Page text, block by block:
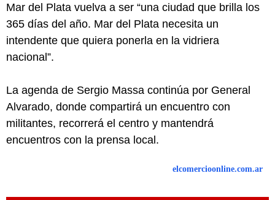
Mar del Plata vuelva a ser “una ciudad que brilla los
365 días del año. Mar del Plata necesita un
intendente que quiera ponerla en la vidriera
nacional”.
La agenda de Sergio Massa continúa por General
Alvarado, donde compartirá un encuentro con
militantes, recorrerá el centro y mantendrá
encuentros con la prensa local.
elcomercioonline.com.ar